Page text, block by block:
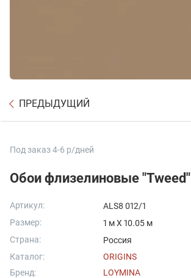
ПРЕДЫДУЩИЙ
Под заказ 4-6 р/дней
Обои флизелиновые "Tweed"
Артикул:
ALS8 012/1
Размер:
1 м X 10.05 м
Страна:
Россия
Каталог:
ORIGINS
Бренд:
LOYMINA